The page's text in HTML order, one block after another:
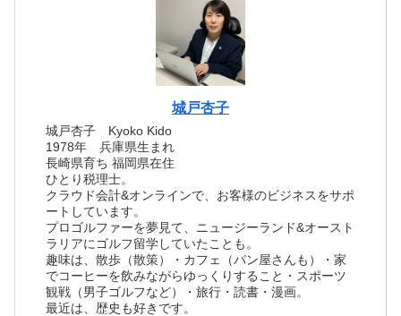
城戸杏子
城戸杏子 Kyoko Kido
1978年 兵庫県生まれ
長崎県育ち 福岡県在住
ひとり税理士。
クラウド会計&オンラインで、お客様のビジネスをサポ
ートしています。
プロゴルファーを夢見て、ニュージーランド&オースト
ラリアにゴルフ留学していたことも。
趣味は、散歩（散策）・カフェ（パン屋さんも）・家
でコーヒーを飲みながらゆっくりすること・スポーツ
観戦（男子ゴルフなど）・旅行・読書・漫画。
最近は、歴史も好きです。